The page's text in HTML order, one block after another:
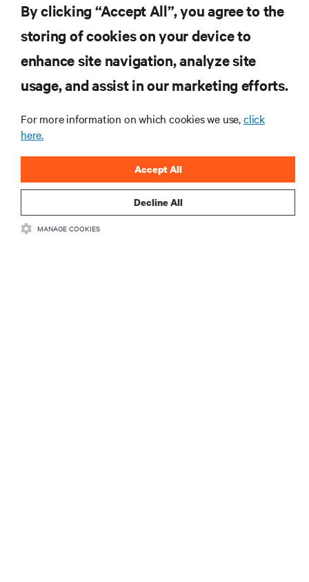
Dołącz do naszej listy mailingowej i
otrzymuj najnowsze informacje o
produktach oraz aktualności branżowe
od Vertiv.
ZAREJESTRUJ SIĘ
By clicking “Accept All”, you agree to the
storing of cookies on your device to
enhance site navigation, analyze site
usage, and assist in our marketing efforts.
For more information on which cookies we use,click
here.
Decline All
Accept All
MANAGE COOKIES